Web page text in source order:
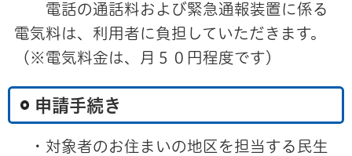
電話の通話料および緊急通報装置に係る
電気料は、利用者に負担していただきます。
（※電気料金は、月５０円程度です）
申請手続き
・対象者のお住まいの地区を担当する民生